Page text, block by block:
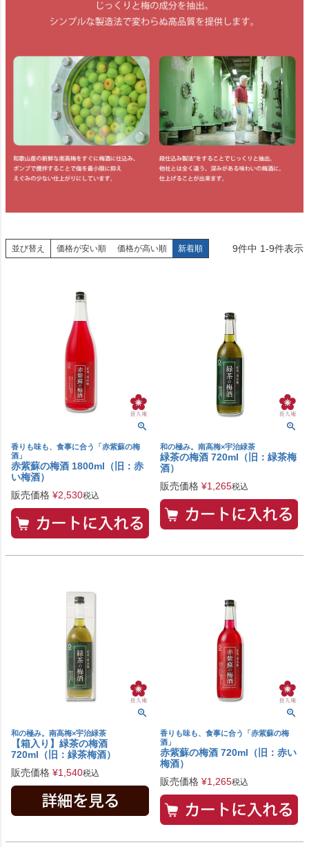
並び替え 価格が安い順 価格が高い順 新着順 9件中 1-9件表示
香りも味も、食事に合う「赤紫蘇の梅
酒」
赤紫蘇の梅酒 1800ml（旧：赤
い梅酒）
販売価格 ¥2,530税込
和の極み。南高梅×宇治緑茶
緑茶の梅酒 720ml（旧：緑茶梅
酒）
販売価格 ¥1,265税込
和の極み。南高梅×宇治緑茶
【箱入り】緑茶の梅酒
720ml（旧：緑茶梅酒）
販売価格 ¥1,540税込
香りも味も、食事に合う「赤紫蘇の梅
酒」
赤紫蘇の梅酒 720ml（旧：赤い
梅酒）
販売価格 ¥1,265税込